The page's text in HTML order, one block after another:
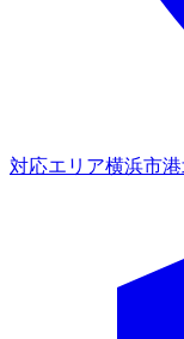
対応エリア横浜市